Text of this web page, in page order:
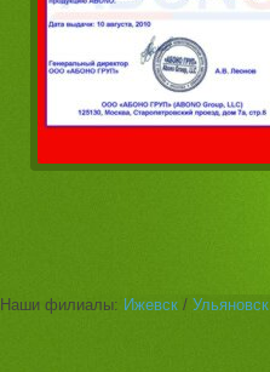
Наши филиалы: Ижевск / Ульяновск